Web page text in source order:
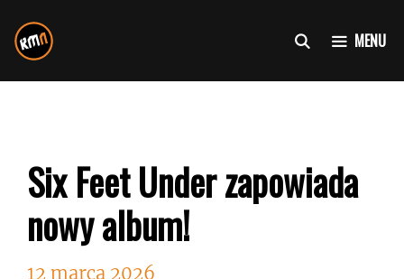
do
treści
MENU
Six Feet Under zapowiada
nowy album!
12 marca 2026